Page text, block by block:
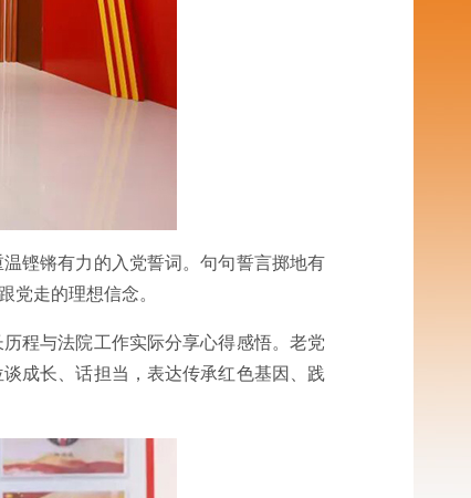
铿锵有力的入党誓词。句句誓言掷地有
党走的理想信念。
程与法院工作实际分享心得感悟。老党
成长、话担当，表达传承红色基因、践